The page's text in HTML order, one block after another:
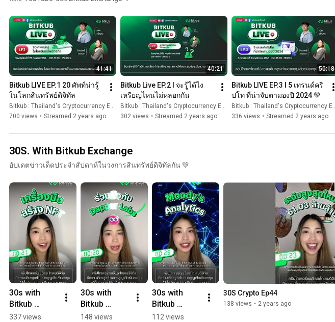
41:41
Bitkub LIVE EP.1 20 ศัพท์น่ารู้
ในโลกสินทรัพย์ดิจิทัล
Bitkub : Thailand's Cryptocurrency Exchange
700 views • Streamed 2 years ago
40:21
Bitkub Live EP.2 l จะรู้ได้ไง
เหรียญไหนไม่หลอกกัน
Bitkub : Thailand's Cryptocurrency Exchange
302 views • Streamed 2 years ago
50:18
Bitkub LIVE EP.3 l 5 เทรนด์คริ
ปโท ที่น่าจับตามองปี 2024 💚
Bitkub : Thailand's Cryptocurrency Exchange
336 views • Streamed 2 years ago
30S. With Bitkub Exchange
อัปเดตข่าวเด็ดประจำสัปดาห์ในวงการสินทรัพย์ดิจิทัลกัน 💚
30s with
Bitkub
Exchange
337 views
30s with
Bitkub
Exchange
148 views
30s with
Bitkub
Exchange
112 views
30S Crypto Ep44
138 views • 2 years ago